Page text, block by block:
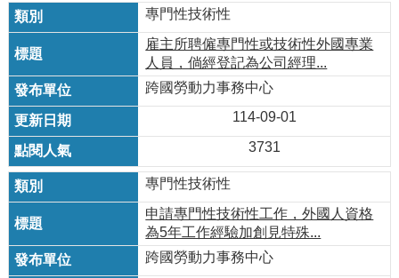
專門性技術性
雇主所聘僱專門性或技術性外國專業
人員，倘經登記為公司經理...
跨國勞動力事務中心
114-09-01
3731
專門性技術性
申請專門性技術性工作，外國人資格
為5年工作經驗加創見特殊...
跨國勞動力事務中心